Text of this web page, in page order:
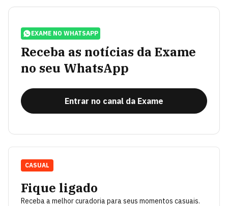
EXAME NO WHATSAPP
Receba as notícias da Exame
no seu WhatsApp
Entrar no canal da Exame
Fique ligado
Receba a melhor curadoria para seus momentos casuais.
CASUAL